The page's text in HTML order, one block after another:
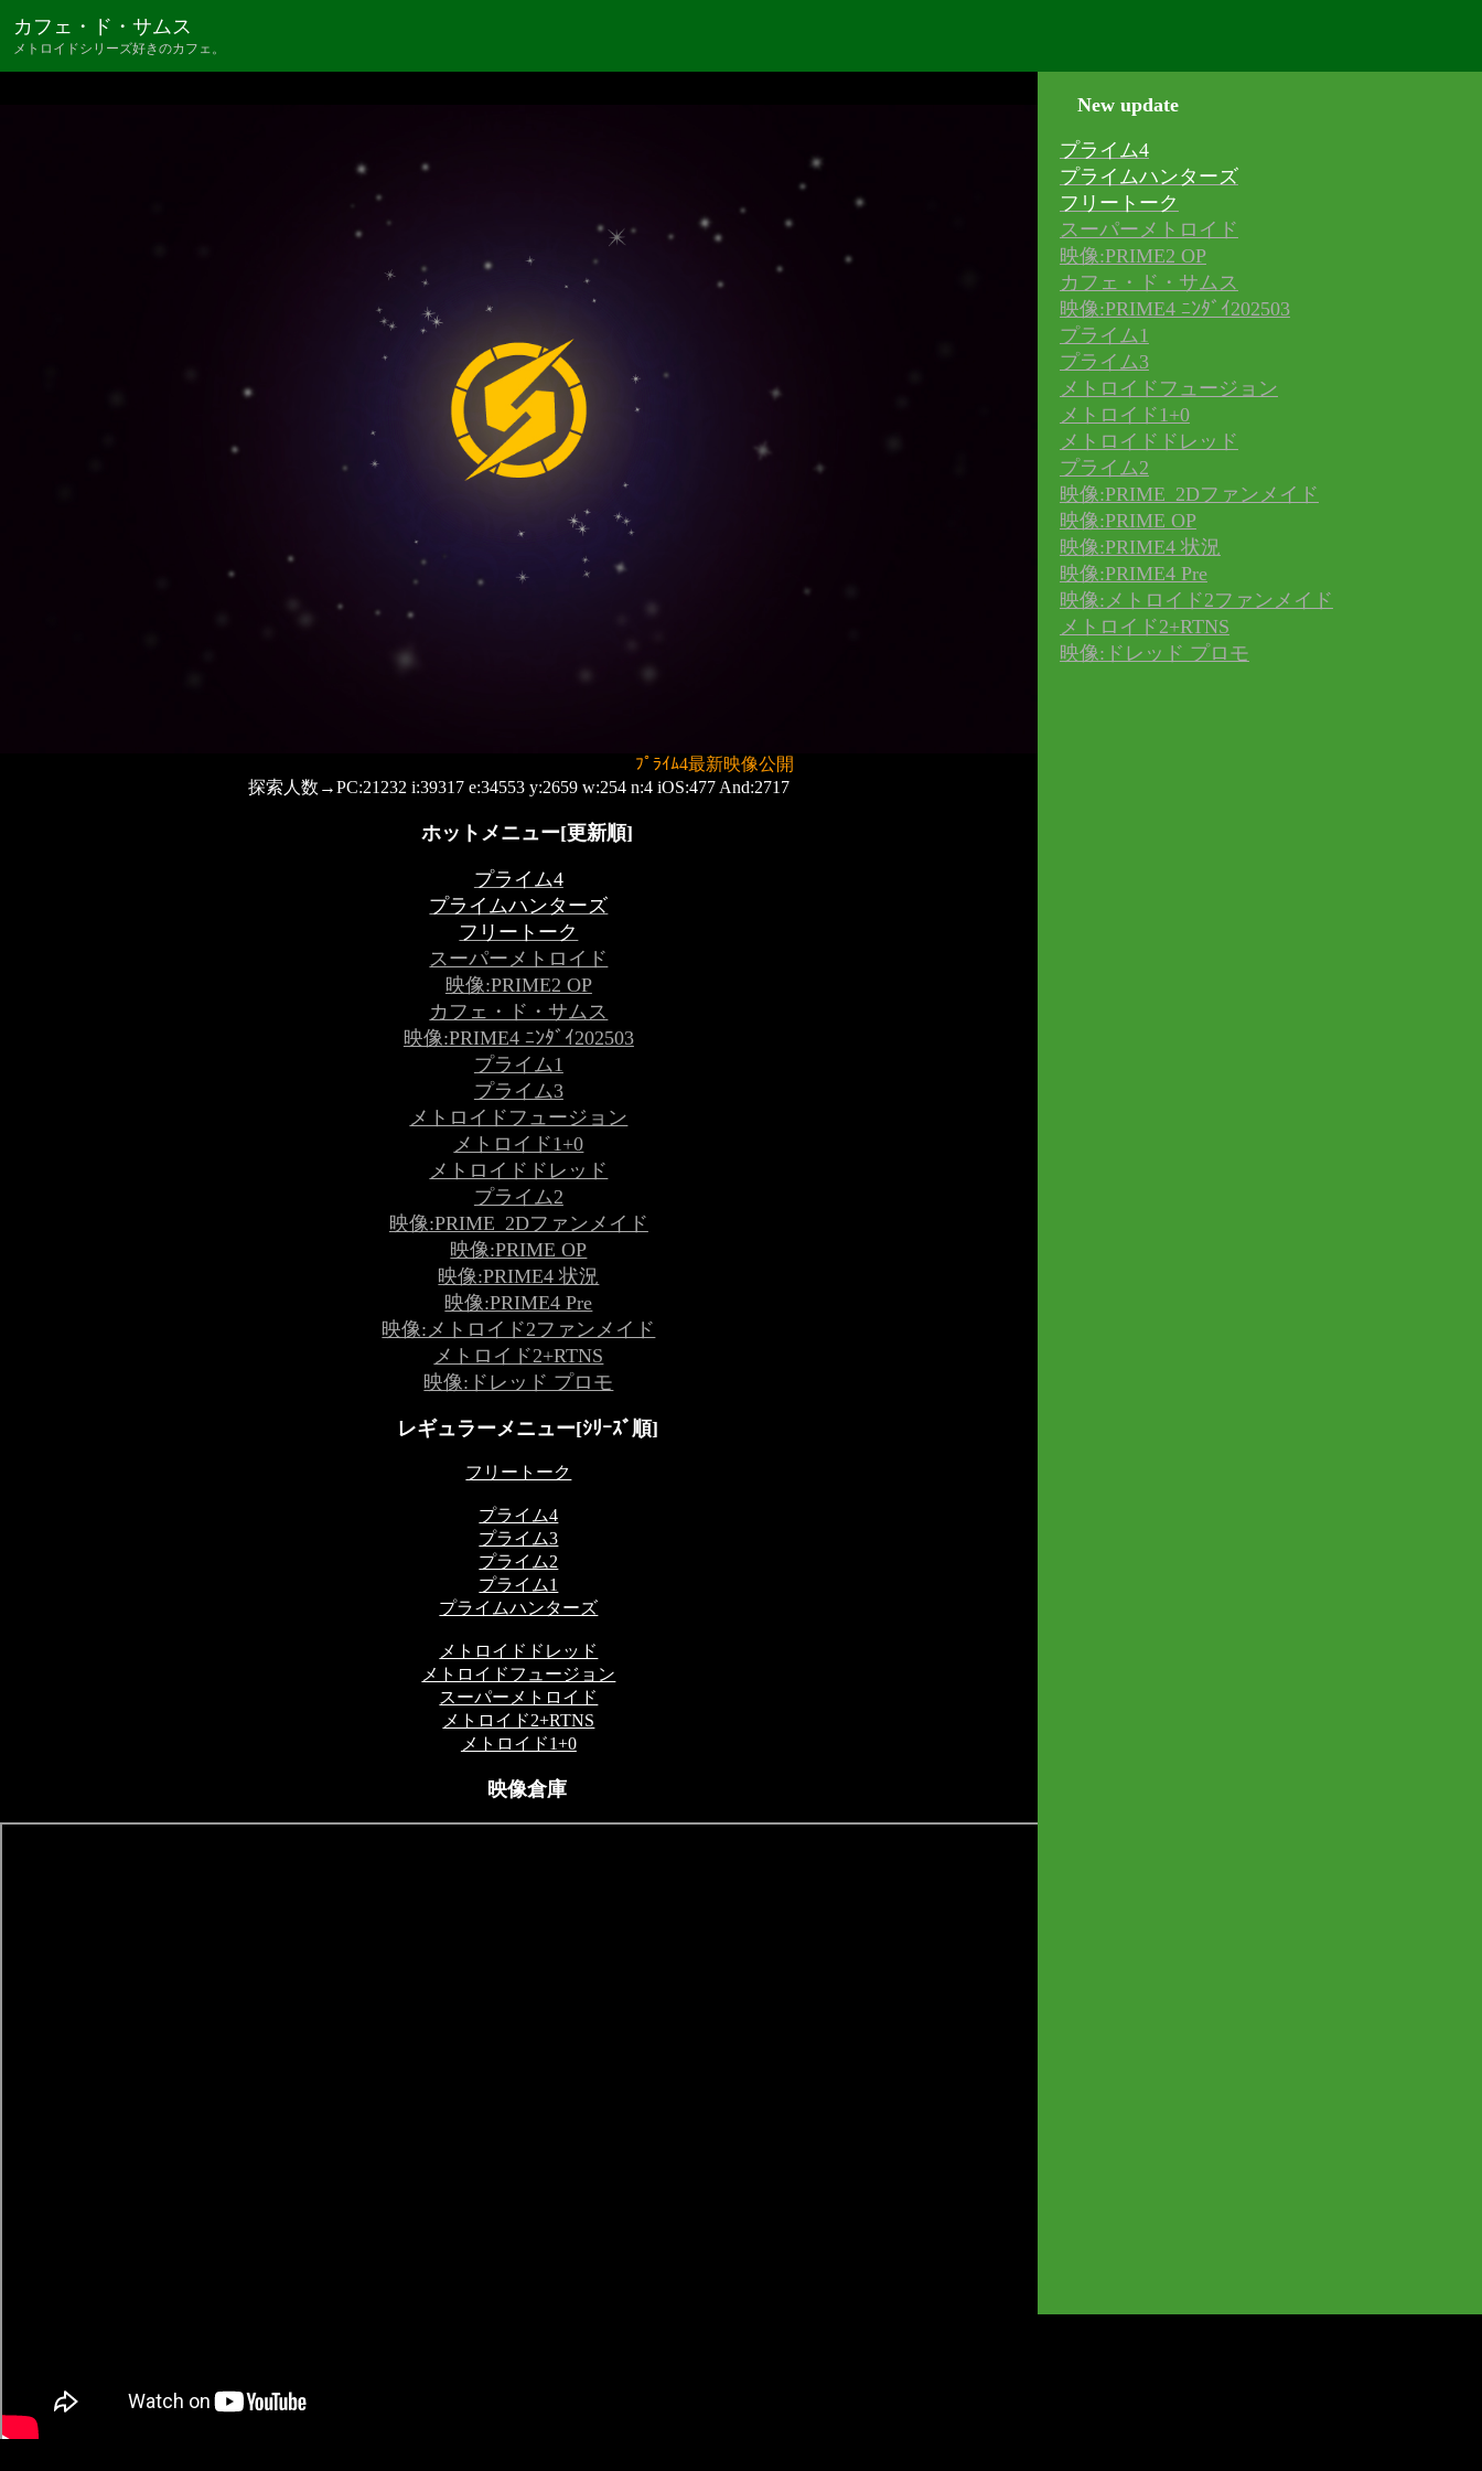
カフェ・ド・サムス
メトロイドシリーズ好きのカフェ。
ﾌﾟﾗｲﾑ4最新映像公開 2025ﾒﾄﾛｲﾄﾞ40周年
探索人数→PC:21232 i:39317 e:34553 y:2659 w:254 n:4 iOS:477 And:2717
ホットメニュー[更新順]
プライム4
プライムハンターズ
フリートーク
スーパーメトロイド
映像:PRIME2 OP
カフェ・ド・サムス
映像:PRIME4 ﾆﾝﾀﾞｲ202503
プライム1
プライム3
メトロイドフュージョン
メトロイド1+0
メトロイドドレッド
プライム2
映像:PRIME_2Dファンメイド
映像:PRIME OP
映像:PRIME4 状況
映像:PRIME4 Pre
映像:メトロイド2ファンメイド
メトロイド2+RTNS
映像:ドレッド プロモ
レギュラーメニュー[ｼﾘｰｽﾞ順]
フリートーク
プライム4
プライム3
プライム2
プライム1
プライムハンターズ
メトロイドドレッド
メトロイドフュージョン
スーパーメトロイド
メトロイド2+RTNS
メトロイド1+0
映像倉庫
New update
プライム4
プライムハンターズ
フリートーク
スーパーメトロイド
映像:PRIME2 OP
カフェ・ド・サムス
映像:PRIME4 ﾆﾝﾀﾞｲ202503
プライム1
プライム3
メトロイドフュージョン
メトロイド1+0
メトロイドドレッド
プライム2
映像:PRIME_2Dファンメイド
映像:PRIME OP
映像:PRIME4 状況
映像:PRIME4 Pre
映像:メトロイド2ファンメイド
メトロイド2+RTNS
映像:ドレッド プロモ